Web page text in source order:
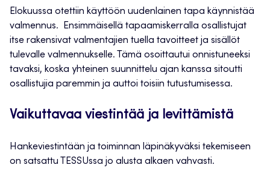
Elokuussa otettiin käyttöön uudenlainen tapa käynnistää
valmennus. Ensimmäisellä tapaamiskerralla osallistujat
itse rakensivat valmentajien tuella tavoitteet ja sisällöt
tulevalle valmennukselle. Tämä osoittautui onnistuneeksi
tavaksi, koska yhteinen suunnittelu ajan kanssa sitoutti
osallistujia paremmin ja auttoi toisiin tutustumisessa.
Vaikuttavaa viestintää ja levittämistä
Hankeviestintään ja toiminnan läpinäkyväksi tekemiseen
on satsattu TESSUssa jo alusta alkaen vahvasti.